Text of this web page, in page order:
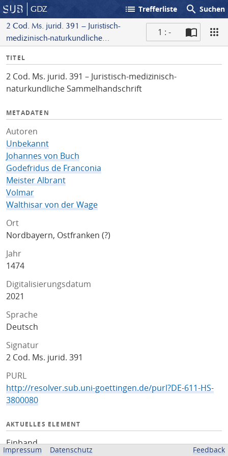
GDZ list Trefferliste search Suchen
2 Cod. Ms. jurid. 391 – Juristisch-
medizinisch-naturkundliche
1 : -
I
f
o
TITEL
2 Cod. Ms. jurid. 391 – Juristisch-medizinisch-
naturkundliche Sammelhandschrift
METADATEN
Autoren
Unbekannt
Johannes von Buch
Godefridus de Franconia
Meister Albrant
Volmar
Walthisar von der Wage
Ort
Nordbayern, Ostfranken (?)
Jahr
1474
Digitalisierungsdatum
2021
Sprache
Deutsch
Signatur
2 Cod. Ms. jurid. 391
PURL
http://resolver.sub.uni-goettingen.de/purl?DE-611-HS-
3800080
AKTUELLES ELEMENT
Einband
Impressum Datenschutz Feedback